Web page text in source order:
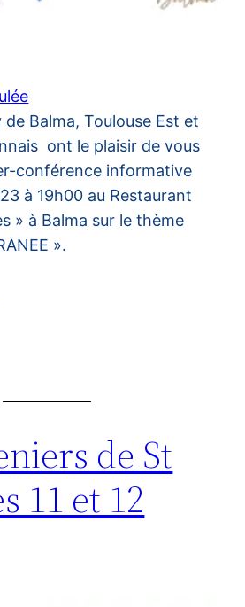
de Balma, Toulouse Est et
ont le plaisir de vous
conférence informative
à 19h00 au Restaurant
» à Balma sur le thème
».
de St
11 et 12